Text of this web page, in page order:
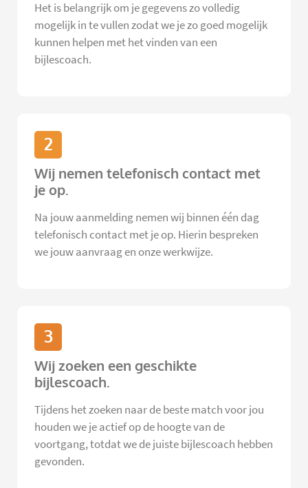
Het is belangrijk om je gegevens zo volledig
mogelijk in te vullen zodat we je zo goed mogelijk
kunnen helpen met het vinden van een
bijlescoach.
2
Wij nemen telefonisch contact met
je op.
Na jouw aanmelding nemen wij binnen één dag
telefonisch contact met je op. Hierin bespreken
we jouw aanvraag en onze werkwijze.
3
Wij zoeken een geschikte
bijlescoach.
Tijdens het zoeken naar de beste match voor jou
houden we je actief op de hoogte van de
voortgang, totdat we de juiste bijlescoach hebben
gevonden.